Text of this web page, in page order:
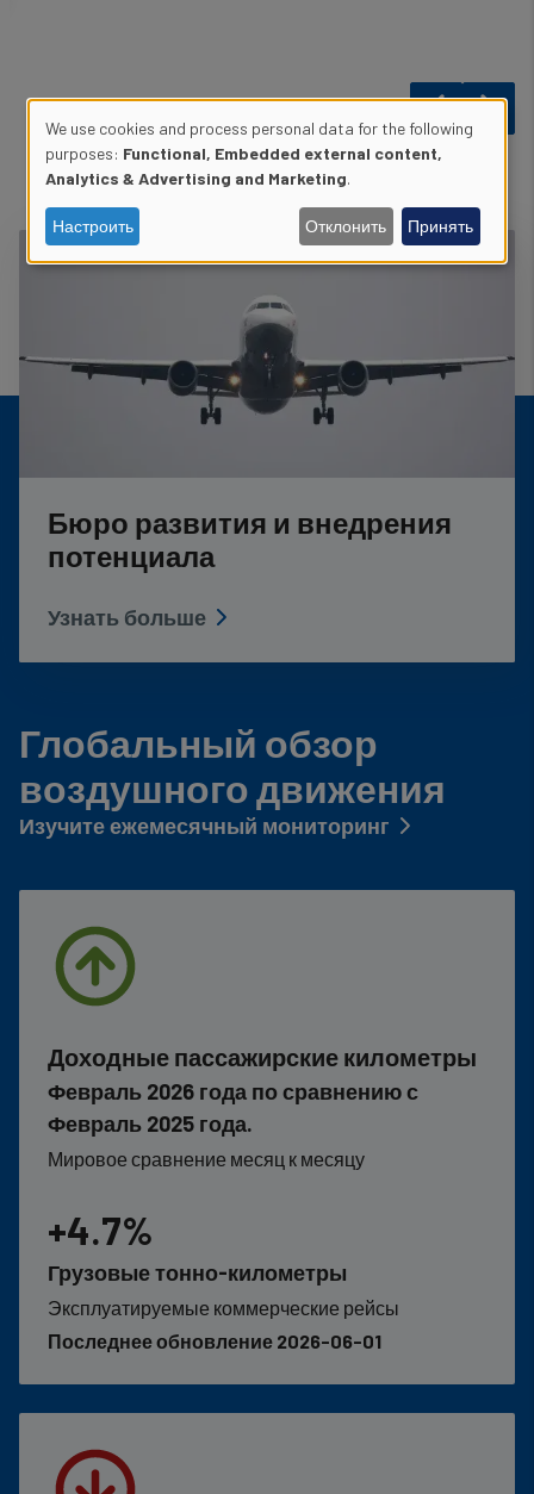
Бюро развития и внедрения
потенциала
Узнать больше
Глобальный обзор
воздушного движения
Изучите ежемесячный мониторинг
Доходные пассажирские километры
Февраль 2026 года по сравнению с
Февраль 2025 года.
Мировое сравнение месяц к месяцу
+4.7%
Грузовые тонно-километры
Эксплуатируемые коммерческие рейсы
Последнее обновление 2026-06-01
Use
of
personal
cookies
We use cookies and process personal data for the following
purposes: Functional, Embedded external content,
Analytics & Advertising and Marketing.
Настроить Отклонить Принять